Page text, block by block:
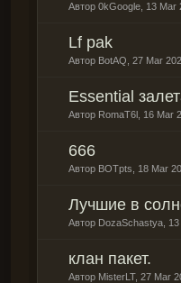
Автор 0kGoogle 13 Mar
Lf pak
Автор BotAQ 27 Mar
Еssential
Автор RomaT6l 16 Mar
666
Автор BOTpts 18 Mar
Лучшие в
Автор DozaSchastya
клан пакет.
Автор MisterLT, 27 Mar